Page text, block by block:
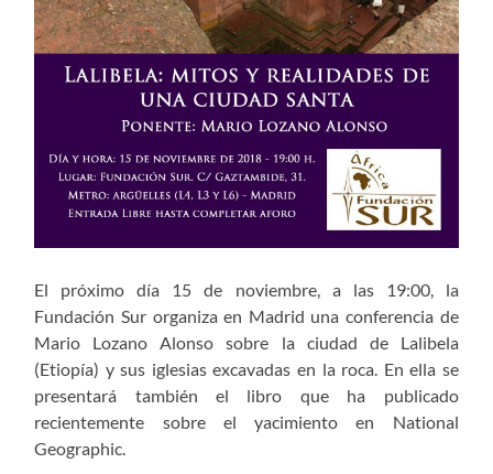
El próximo día 15 de noviembre, a las 19:00, la
Fundación Sur organiza en Madrid una conferencia de
Mario Lozano Alonso sobre la ciudad de Lalibela
(Etiopía) y sus iglesias excavadas en la roca. En ella se
presentará también el libro que ha publicado
recientemente sobre el yacimiento en National
Geographic.